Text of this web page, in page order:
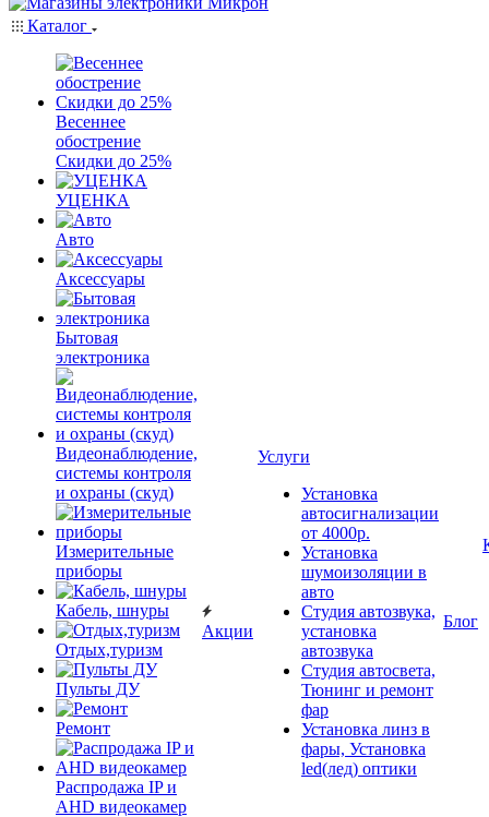
Каталог
Весеннее
обострение
Скидки до 25%
УЦЕНКА
Авто
Аксессуары
Бытовая
электроника
Видеонаблюдение,
системы контроля
и охраны (скуд)
Измерительные
приборы
Кабель, шнуры
Отдых,туризм
Пульты ДУ
Ремонт
Распродажа IP и
AHD видеокамер
Акции
Услуги
Установка
автосигнализации
от 4000р.
Установка
шумоизоляции в
авто
Студия автозвука,
установка
автозвука
Студия автосвета,
Тюнинг и ремонт
фар
Установка линз в
фары, Установка
led(лед) оптики
Блог